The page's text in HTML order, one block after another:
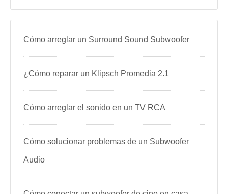
Cómo arreglar un Surround Sound Subwoofer
¿Cómo reparar un Klipsch Promedia 2.1
Cómo arreglar el sonido en un TV RCA
Cómo solucionar problemas de un Subwoofer
Audio